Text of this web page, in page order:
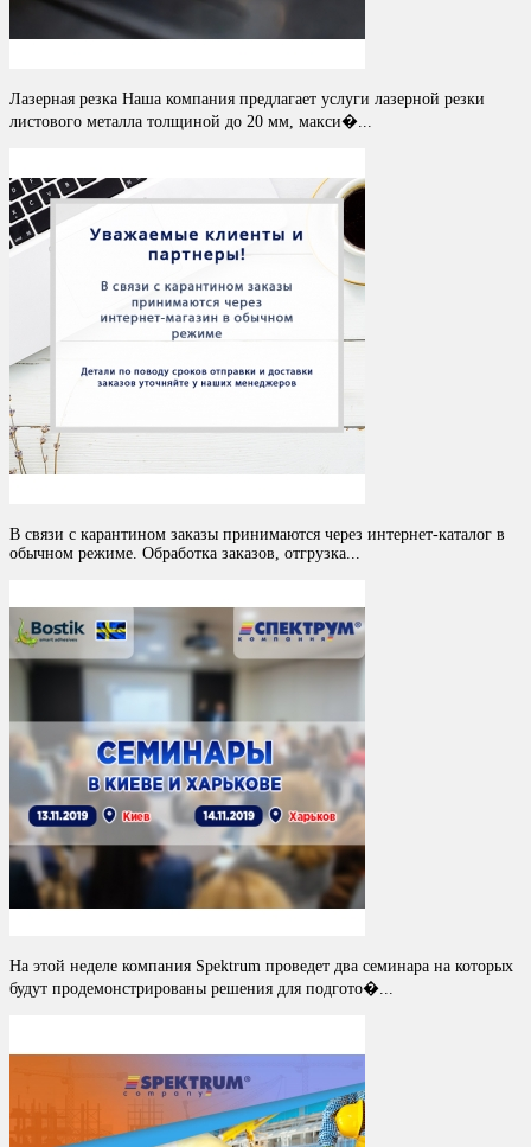
Лазерная резка Наша компания предлагает услуги лазерной резки
листового металла толщиной до 20 мм, макси�...
В связи с карантином заказы принимаются через интернет-каталог в
обычном режиме. Обработка заказов, отгрузка...
На этой неделе компания Spektrum проведет два семинара на которых
будут продемонстрированы решения для подгото�...